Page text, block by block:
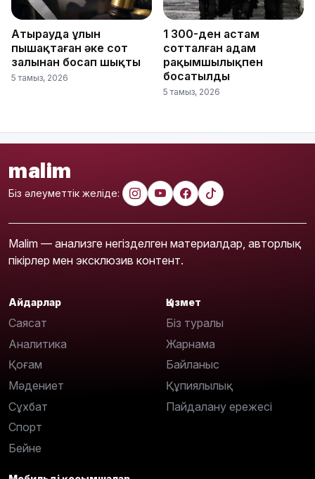
Атырауда ұлын
пышақтаған әке сот
залынан босап шықты
5 тамыз, 2026
1 300-ден астам
сотталған адам
рақымшылықпен
босатылды
5 тамыз, 2026
malim
Біз әлеуметтік желіде:
Malim — анализге негізделген материалдар, авторлық
пікірлер мен эксклюзив контент.
Айдарлар
Саясат
Аналитика
Қоғам
Мәдениет
Сұхбат
Спорт
Бейне
Қызмет
Біз туралы
Жарнама
Байланыс
Құпиялылық
Пайдалану ережесі